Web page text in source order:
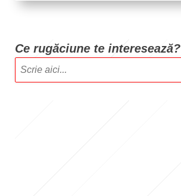
Ce rugăciune te interesează?